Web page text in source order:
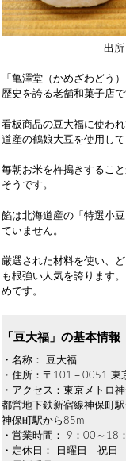
出所
「亀澤堂（かめざわどう
歴史を誇る老舗和菓子店で
看板商品の豆大福に使わ
道産の鶴娘大豆を使用して
毎朝お米を杵搗きするこ
そうです。
餡は北海道産の「特選小
ていません。
厳選された材料を使い、
も根強い人気を誇ります
めです。
「豆大福」の基本情報
・名称： 豆大福
・住所：〒101－0051
・アクセス：東京メトロ
都営地下鉄新宿線神保町
神保町駅から85m
・営業時間： 9：00～18
・定休日： 日曜日 祝日